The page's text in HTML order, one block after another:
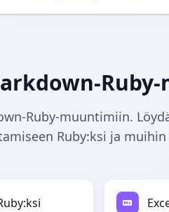
Ruby-muuntimiin.
Ruby:ksi ja